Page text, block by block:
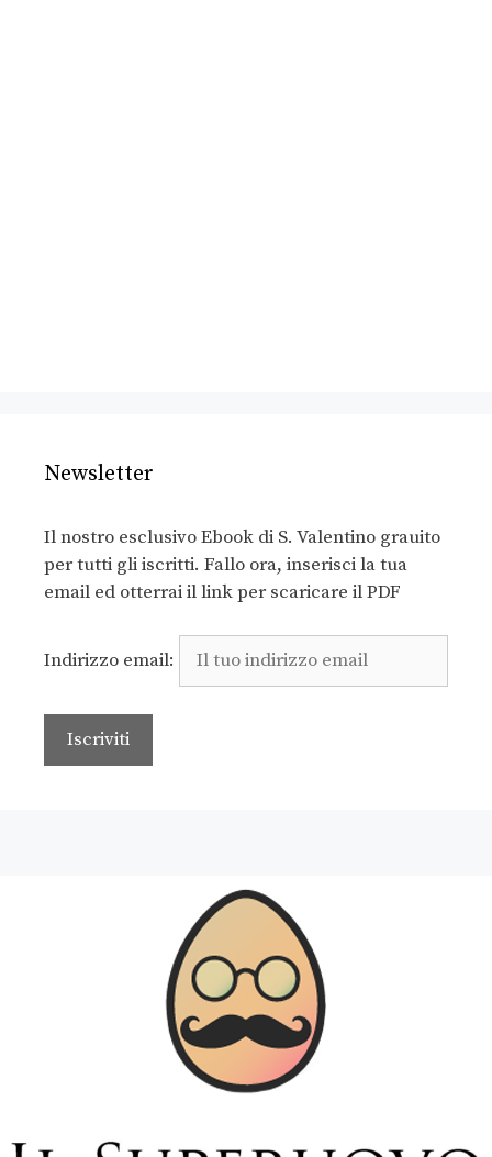
Newsletter
Il nostro esclusivo Ebook di S. Valentino grauito
per tutti gli iscritti. Fallo ora, inserisci la tua
email ed otterrai il link per scaricare il PDF
Indirizzo email: